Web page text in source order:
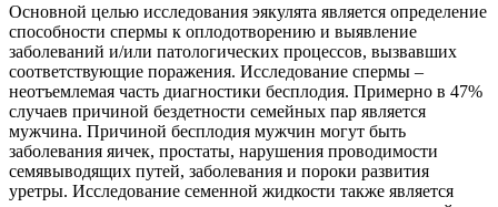
Основной целью исследования эякулята является определение
способности спермы к оплодотворению и выявление
заболеваний и/или патологических процессов, вызвавших
соответствующие поражения. Исследование спермы –
неотъемлемая часть диагностики бесплодия. Примерно в 47%
случаев причиной бездетности семейных пар является
мужчина. Причиной бесплодия мужчин могут быть
заболевания яичек, простаты, нарушения проводимости
семявыводящих путей, заболевания и пороки развития
уретры. Исследование семенной жидкости также является